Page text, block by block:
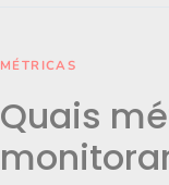
MÉTRICAS
Quais